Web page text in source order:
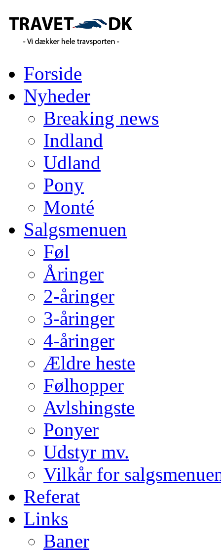
Forside
Nyheder
Breaking news
Indland
Udland
Pony
Monté
Salgsmenuen
Føl
Åringer
2-åringer
3-åringer
4-åringer
Ældre heste
Følhopper
Avlshingste
Ponyer
Udstyr mv.
Vilkår for
Referat
Links
Baner